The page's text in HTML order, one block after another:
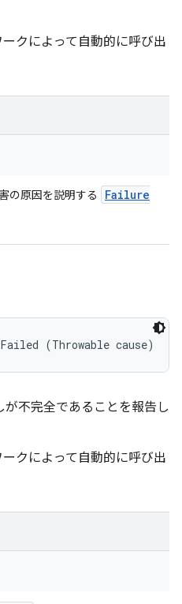
クによって自動的に呼び出
の原因を説明する
Failure
(Throwable cause)
不完全であることを報告し
クによって自動的に呼び出